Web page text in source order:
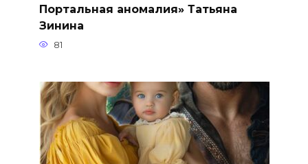
Портальная аномалия» Татьяна
Зинина
81